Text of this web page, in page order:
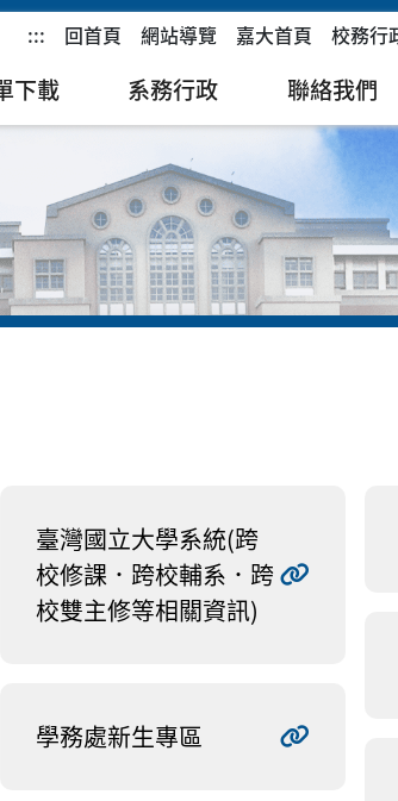
::: 回首頁 網站導覽 嘉大首頁 校務行
下載 系務行政 聯絡我們
臺灣國立大學系統(跨
校修課．跨校輔系．跨
校雙主修等相關資訊)
學務處新生專區